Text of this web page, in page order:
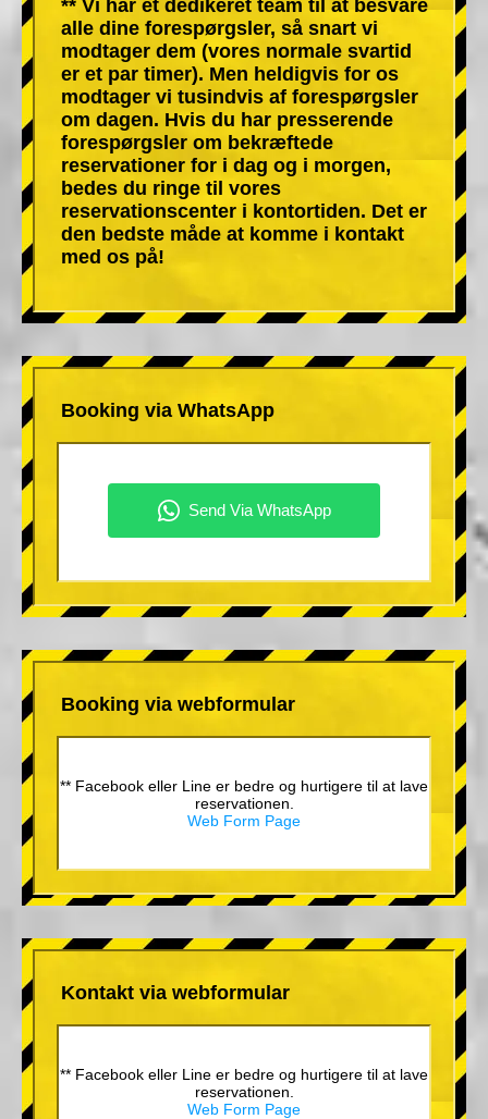
** Vi har et dedikeret team til at besvare
alle dine forespørgsler, så snart vi
modtager dem (vores normale svartid
er et par timer). Men heldigvis for os
modtager vi tusindvis af forespørgsler
om dagen. Hvis du har presserende
forespørgsler om bekræftede
reservationer for i dag og i morgen,
bedes du ringe til vores
reservationscenter i kontortiden. Det er
den bedste måde at komme i kontakt
med os på!
Booking via WhatsApp
Booking via webformular
** Facebook eller Line er bedre og hurtigere til at lave
reservationen.
Web Form Page
Kontakt via webformular
** Facebook eller Line er bedre og hurtigere til at lave
reservationen.
Web Form Page